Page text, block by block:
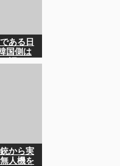
ある日
国側は
から実
人機を